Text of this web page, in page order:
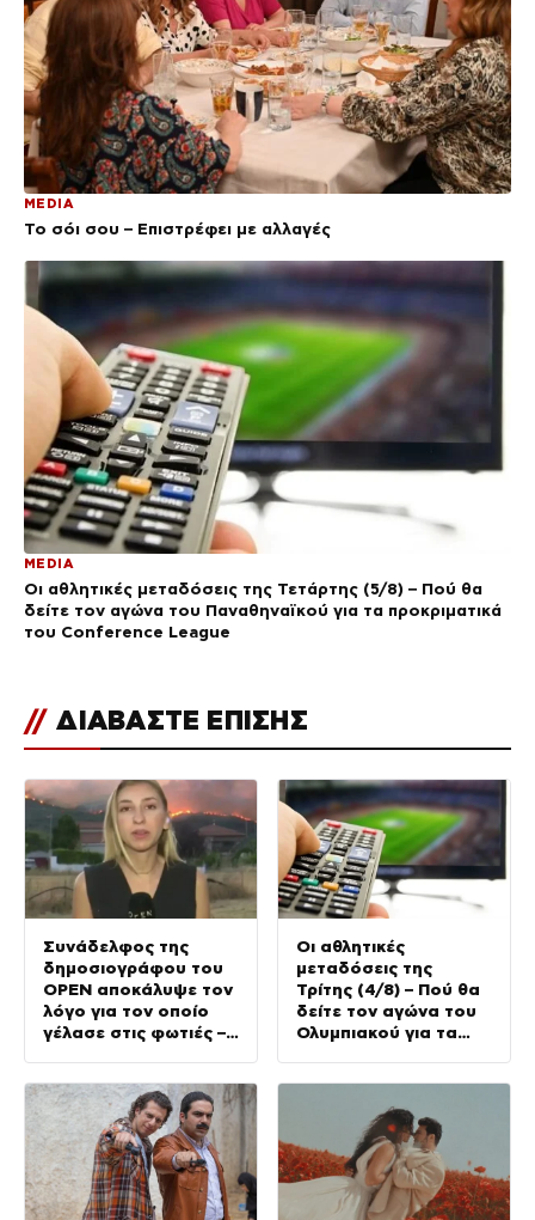
MEDIA
Το σόι σου – Επιστρέφει με αλλαγές
MEDIA
Οι αθλητικές μεταδόσεις της Τετάρτης (5/8) – Πού θα
δείτε τον αγώνα του Παναθηναϊκού για τα προκριματικά
του Conference League
// ΔΙΑΒΑΣΤΕ ΕΠΙΣΗΣ
Συνάδελφος της
δημοσιογράφου του
OPEN αποκάλυψε τον
λόγο για τον οποίο
γέλασε στις φωτιές –
Οι αθλητικές
μεταδόσεις της
Τρίτης (4/8) – Πού θα
δείτε τον αγώνα του
Ολυμπιακού για τα